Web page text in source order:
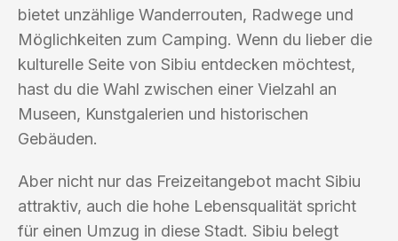
bietet unzählige Wanderrouten, Radwege und
Möglichkeiten zum Camping. Wenn du lieber die
kulturelle Seite von Sibiu entdecken möchtest,
hast du die Wahl zwischen einer Vielzahl an
Museen, Kunstgalerien und historischen
Gebäuden.
Aber nicht nur das Freizeitangebot macht Sibiu
attraktiv, auch die hohe Lebensqualität spricht
für einen Umzug in diese Stadt. Sibiu belegt